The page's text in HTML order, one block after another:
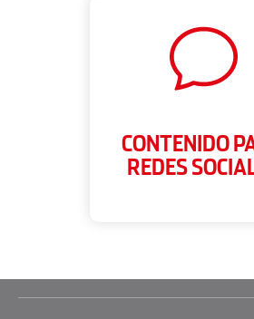
CONTENIDO
REDES